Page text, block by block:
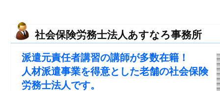
社会保険労務士法人あすなろ事務所
派遣元責任者講習の講師が多数在籍！
人材派遣事業を得意とした老舗の社会保険
労務士法人です。